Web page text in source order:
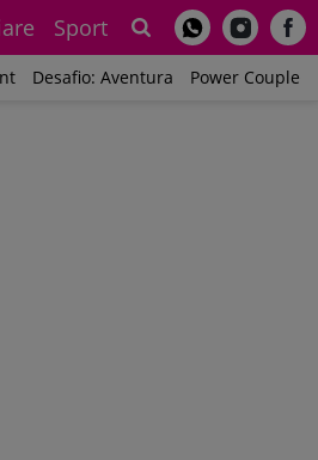
Sport
Desafio: Aventura Power Couple